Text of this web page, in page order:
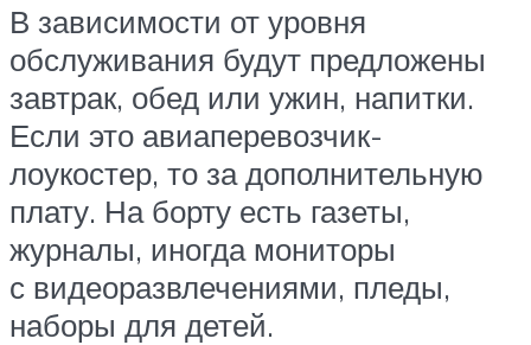
В зависимости от уровня
обслуживания будут предложены
завтрак, обед или ужин, напитки.
Если это авиаперевозчик-
лоукостер, то за дополнительную
плату. На борту есть газеты,
журналы, иногда мониторы
с видеоразвлечениями, пледы,
наборы для детей.